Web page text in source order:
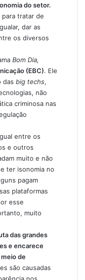
do setor.
tratar de
dar as
os diversos
Bom Dia,
(EBC). Ele
das big techs,
não
criminosa nas
entre os
e outros
muito e não
ter isonomia no
pagam
plataformas
esse
muito
das grandes
e encarece
de
são causadas
nos